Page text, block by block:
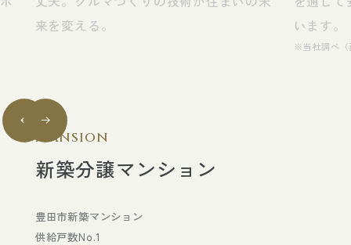
来を変える。
います。
※当社調べ（
Mansion
新築分譲マンション
豊田市新築マンション
供給戸数No.1